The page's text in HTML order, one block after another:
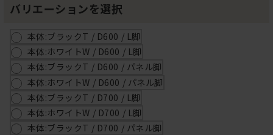
バリエーションを選択
本体:ブラックT / D600 / L脚
本体:ホワイトW / D600 / L脚
本体:ブラックT / D600 / パネル脚
本体:ホワイトW / D600 / パネル脚
本体:ブラックT / D700 / L脚
本体:ホワイトW / D700 / L脚
本体:ブラックT / D700 / パネル脚